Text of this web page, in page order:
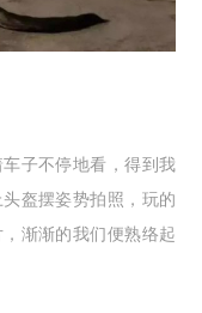
子不停地看，得到我
盔摆姿势拍照，玩的
渐渐的我们便熟络起